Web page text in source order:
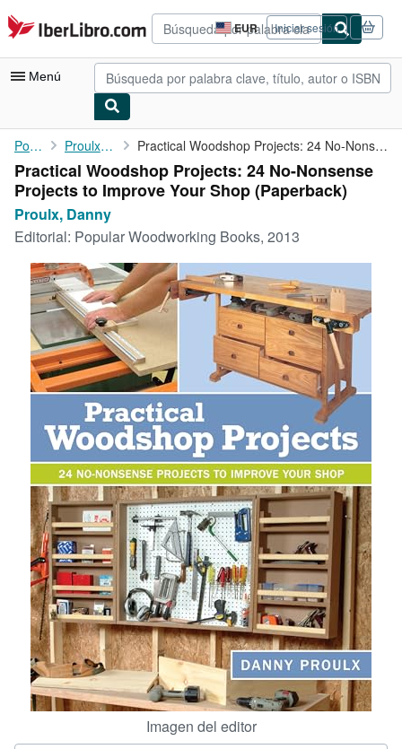
Pasar al contenido principal
IberLibro.com EUR
Preferencias
de
compra
del
Iniciar sesión
Menú
Mi cuenta
Consultar mis pedidos
Búsqueda avanzada
Colecciones
Libros antiguos
Arte y coleccionismo
Vendedores
Comenzar a vender
Ayuda
CERRAR
Portada Proulx, Danny Practical Woodshop Projects: 24 No-Nonsense Projects to Improve ...
Practical Woodshop Projects: 24 No-Nonsense
Projects to Improve Your Shop (Paperback)
Proulx, Danny
Editorial: Popular Woodworking Books, 2013
Imagen del editor